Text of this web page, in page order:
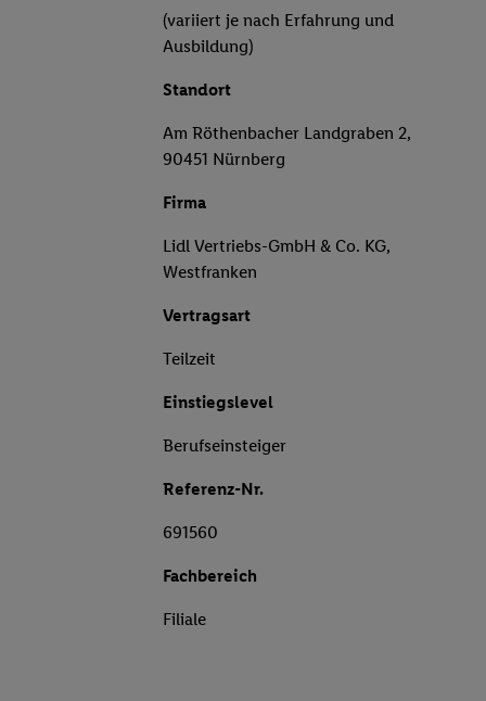
(variiert je nach Erfahrung und
Ausbildung)
Standort
Am Röthenbacher Landgraben 2,
90451 Nürnberg
Firma
Lidl Vertriebs-GmbH & Co. KG,
Westfranken
Vertragsart
Teilzeit
Einstiegslevel
Berufseinsteiger
Referenz-Nr.
691560
Fachbereich
Filiale